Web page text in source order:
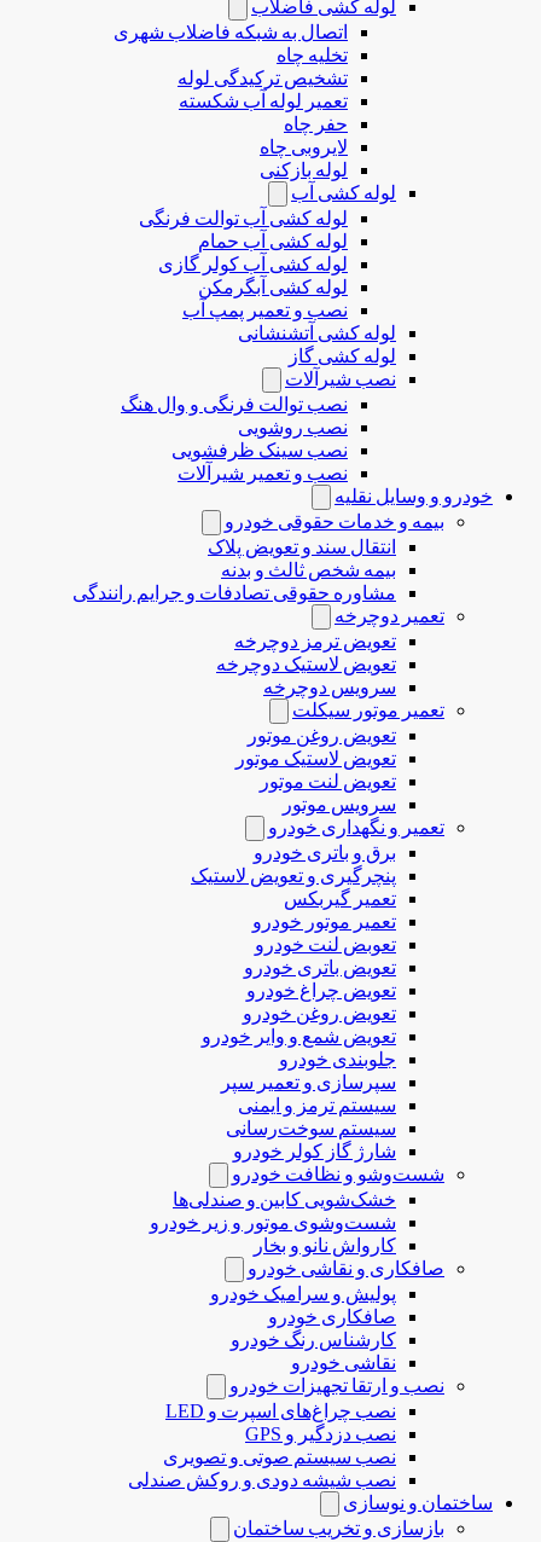
لوله كشی فاضلاب
اتصال به شبکه فاضلاب شهری
تخلیه چاه
تشخیص ترکیدگی لوله
تعمیر لوله آب شکسته
حفر چاه
لایروبی چاه
لوله بازکنی
لوله کشی آب
لوله کشی آب توالت فرنگی
لوله کشی آب حمام
لوله کشی آب کولر گازی
لوله کشی آبگرمکن
نصب و تعمیر پمپ آب
لوله کشی آتشنشانی
لوله کشی گاز
نصب شیرآلات
نصب توالت فرنگی و وال هنگ
نصب روشویی
نصب سینک ظرفشویی
نصب و تعمیر شیرآلات
خودرو و وسایل نقلیه
بیمه و خدمات حقوقی خودرو
انتقال سند و تعویض پلاک
بیمه شخص ثالث و بدنه
مشاوره حقوقی تصادفات و جرایم رانندگی
تعمیر دوچرخه
تعویض ترمز دوچرخه
تعویض لاستیک دوچرخه
سرویس دوچرخه
تعمیر موتور سیکلت
تعویض روغن موتور
تعویض لاستیک موتور
تعویض لنت موتور
سرویس موتور
تعمیر و نگهداری خودرو
برق و باتری خودرو
پنچرگیری و تعویض لاستیک
تعمیر گیربکس
تعمیر موتور خودرو
تعوبض لنت خودرو
تعویض باتری خودرو
تعویض چراغ خودرو
تعویض روغن خودرو
تعویض شمع و وایر خودرو
جلوبندی خودرو
سپرسازی و تعمیر سپر
سیستم ترمز و ایمنی
سیستم سوخت‌رسانی
شارژ گاز کولر خودرو
شست‌وشو و نظافت خودرو
خشک‌شویی کابین و صندلی‌ها
شست‌وشوی موتور و زیر خودرو
کارواش نانو و بخار
صافکاری و نقاشی خودرو
پولیش و سرامیک خودرو
صافکاری خودرو
کارشناس رنگ خودرو
نقاشی خودرو
نصب و ارتقا تجهیزات خودرو
نصب چراغ‌های اسپرت و LED
نصب دزدگیر و GPS
نصب سیستم صوتی و تصویری
نصب شیشه دودی و روکش صندلی
ساختمان و نوسازی
بازسازی و تخریب ساختمان